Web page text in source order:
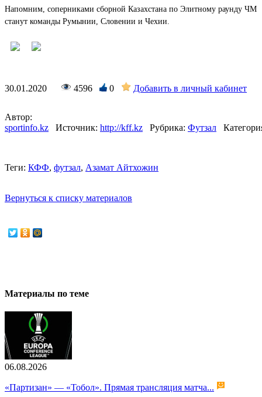
Напомним, соперниками сборной Казахстана по Элитному раунду ЧМ
станут команды Румынии, Словении и Чехии.
30.01.2020 4596 0 Добавить в личный кабинет
Автор:
sportinfo.kz
Источник: http://kff.kz Рубрика: Футзал
Теги: КФФ, футзал, Азамат Айтхожин
Вернуться к списку материалов
Материалы по теме
06.08.2026
«Партизан» — «Тобол». Прямая трансляция матча...